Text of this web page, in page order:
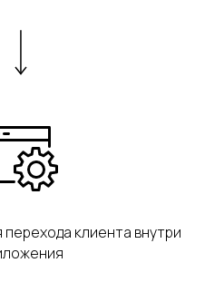
перехода клиента внутри